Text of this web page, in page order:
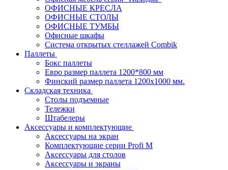
ОФИСНЫЕ КРЕСЛА
ОФИСНЫЕ СТОЛЫ
ОФИСНЫЕ ТУМБЫ
Офисные шкафы
Система открытых стеллажей Combik
Паллеты
Бокс паллеты
Евро размер паллета 1200*800 мм
Финский размер паллета 1200х1000 мм.
Складская техника
Столы подъемные
Тележки
Штабелеры
Аксессуары и комплектующие
Аксессуары на экран
Комплектующие серии Profi M
Аксессуары для столов
Аксессуары и экраны